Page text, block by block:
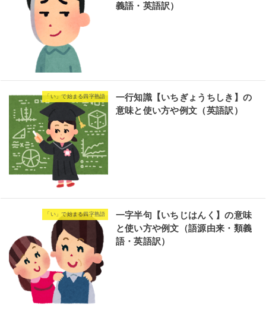
義語・英語訳）
「い」で始まる四字熟語
一行知識【いちぎょうちしき】の
意味と使い方や例文（英語訳）
「い」で始まる四字熟語
一字半句【いちじはんく】の意味
と使い方や例文（語源由来・類義
語・英語訳）